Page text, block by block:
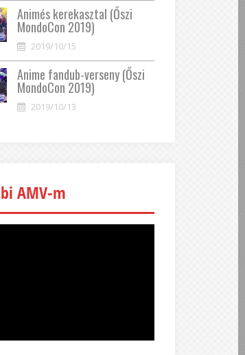
Animés kerekasztal (Őszi
MondoCon 2019)
2019/10/15
Anime fandub-verseny (Őszi
MondoCon 2019)
2019/10/13
AMV-m